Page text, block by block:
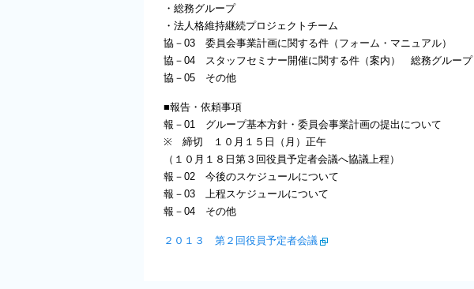
・総務グループ
・法人格維持継続プロジェクトチーム
協－03 委員会事業計画に関する件（フォーム・マニュアル）
協－04 スタッフセミナー開催に関する件（案内） 総務グループ
協－05 その他
■報告・依頼事項
報－01 グループ基本方針・委員会事業計画の提出について
※ 締切 １０月１５日（月）正午
（１０月１８日第３回役員予定者会議へ協議上程）
報－02 今後のスケジュールについて
報－03 上程スケジュールについて
報－04 その他
２０１３ 第２回役員予定者会議